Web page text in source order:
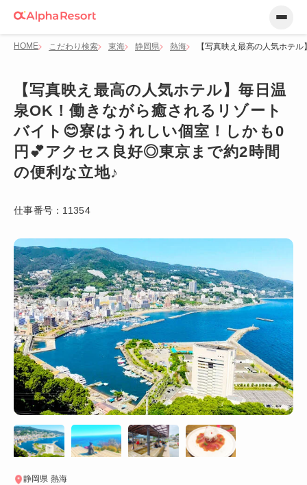
HOME こだわり検索 東海 静岡県 熱海 【写真映え最高の人気ホテ
【写真映え最高の人気ホテル】毎日温
泉OK！働きながら癒されるリゾート
バイト😊寮はうれしい個室！しかも0
円💕アクセス良好◎東京まで約2時間
の便利な立地♪
仕事番号： 11354
静岡県 熱海